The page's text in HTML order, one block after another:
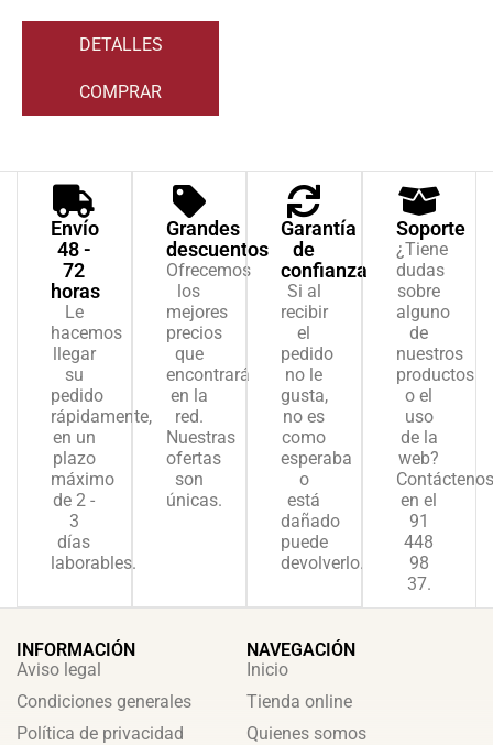
DETALLES
COMPRAR
Envío
48 -
72
horas
Le
hacemos
llegar
su
pedido
rápidamente,
en un
plazo
máximo
de 2 -
3
días
laborables.
Grandes
descuentos
Ofrecemos
los
mejores
precios
que
encontrará
en la
red.
Nuestras
ofertas
son
únicas.
Garantía
de
confianza
Si al
recibir
el
pedido
no le
gusta,
no es
como
esperaba
o
está
dañado
puede
devolverlo.
Soporte
¿Tiene
dudas
sobre
alguno
de
nuestros
productos
o el
uso
de la
web?
Contáctenos
en el
91
448
98
37.
INFORMACIÓN
Aviso legal
Condiciones generales
Política de privacidad
NAVEGACIÓN
Inicio
Tienda online
Quienes somos